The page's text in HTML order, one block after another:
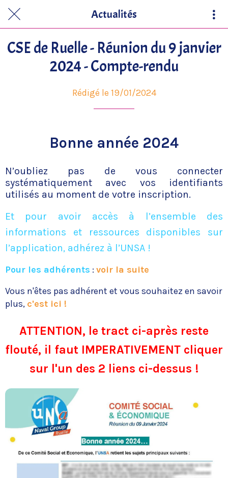
Actualités
CSE de Ruelle - Réunion du 9 janvier
2024 - Compte-rendu
Rédigé le 19/01/2024
Bonne année 2024
N’oubliez pas de vous connecter
systématiquement avec vos identifiants
utilisés au moment de votre inscription.
Et pour avoir accès à l’ensemble des
informations et ressources disponibles sur
l’application, adhérez à l’UNSA !
Pour les adhérents : voir la suite
Vous n'êtes pas adhérent et vous souhaitez en savoir
plus, c'est ici !
ATTENTION, le tract ci-après reste
flouté, il faut IMPERATIVEMENT cliquer
sur l'un des 2 liens ci-dessus !